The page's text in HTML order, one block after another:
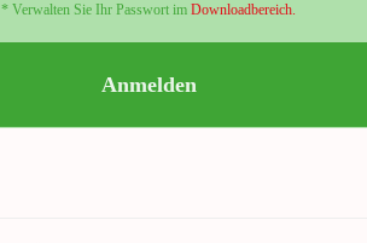
* Verwalten Sie Ihr Passwort im Downloadbereich.